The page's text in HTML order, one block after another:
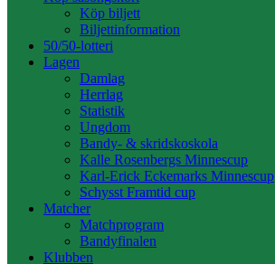
Köp biljett
Biljettinformation
50/50-lotteri
Lagen
Damlag
Herrlag
Statistik
Ungdom
Bandy- & skridskoskola
Kalle Rosenbergs Minnescup
Karl-Erick Eckemarks Minnescup
Schysst Framtid cup
Matcher
Matchprogram
Bandyfinalen
Klubben